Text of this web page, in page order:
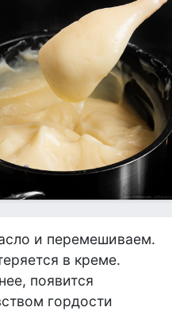
и перемешиваем.
в креме.
появится
гордости